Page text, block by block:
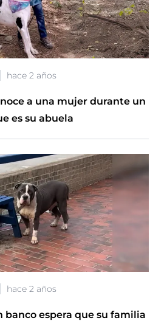
hace 2 años
a una mujer durante un
es su abuela
hace 2 años
banco espera que su familia